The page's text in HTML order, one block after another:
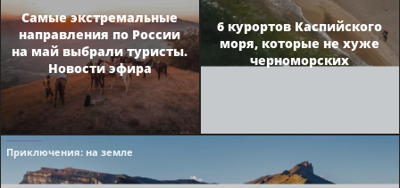
Самые экстремальные
направления по России
на май выбрали туристы.
Новости эфира
6 курортов Каспийского
моря, которые не хуже
черноморских
Приключения: на земле